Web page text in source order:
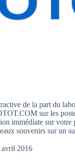
de la part du
sur les
immédiate sur votre
souvenirs sur un
avril 2016